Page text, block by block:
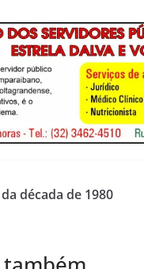
década de 1980